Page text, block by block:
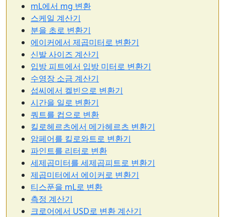
mL에서 mg 변환
스케일 계산기
분을 초로 변환기
에이커에서 제곱미터로 변환기
신발 사이즈 계산기
입방 피트에서 입방 미터로 변환기
수영장 소금 계산기
섭씨에서 켈빈으로 변환기
시간을 일로 변환기
쿼트를 컵으로 변환
킬로헤르츠에서 메가헤르츠 변환기
암페어를 킬로와트로 변환기
파인트를 리터로 변환
세제곱미터를 세제곱피트로 변환기
제곱미터에서 에이커로 변환기
티스푼을 mL로 변환
측정 계산기
크로어에서 USD로 변환 계산기